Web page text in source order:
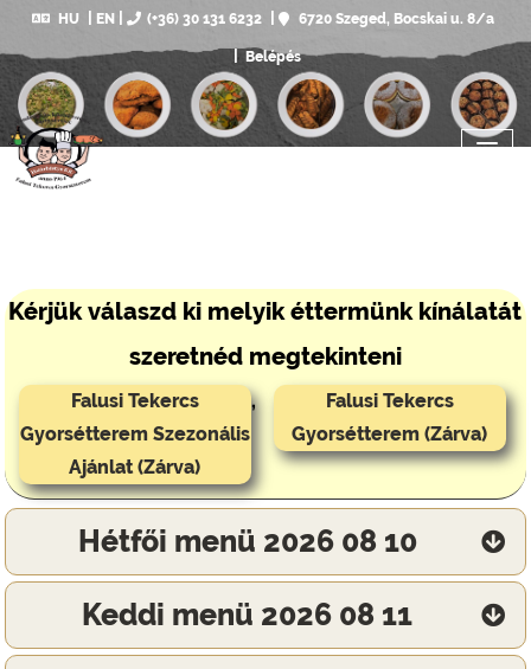
HU EN (+36) 30 131 6232 6720 Szeged, Bocskai u. 8/a
Belépés
Kérjük válaszd ki melyik éttermünk kínálatát
szeretnéd megtekinteni
Falusi Tekercs
Gyorsétterem Szezonális
Ajánlat (Zárva)
,
Falusi Tekercs
Gyorsétterem (Zárva)
Hétfői menü 2026 08 10
Keddi menü 2026 08 11